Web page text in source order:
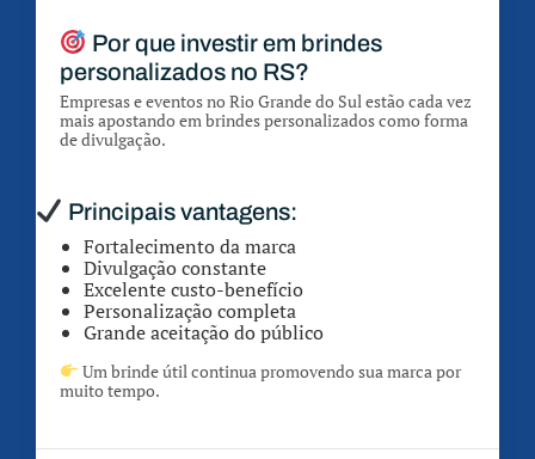
Por que investir em brindes
personalizados no RS?
Empresas e eventos no Rio Grande do Sul estão cada vez
mais apostando em brindes personalizados como forma
de divulgação.
Principais vantagens:
Fortalecimento da marca
Divulgação constante
Excelente custo-benefício
Personalização completa
Grande aceitação do público
Um brinde útil continua promovendo sua marca por
muito tempo.